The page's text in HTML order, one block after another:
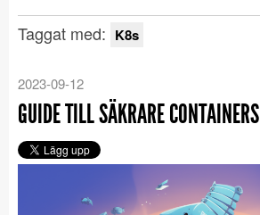
Taggat med: K8s
2023-09-12
GUIDE TILL SÄKRARE CONTAINERS